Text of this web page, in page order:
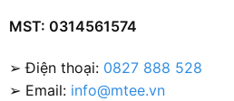
MST: 0314561574
➢ Điện thoại: 0827 888 528
➢ Email: info@mtee.vn